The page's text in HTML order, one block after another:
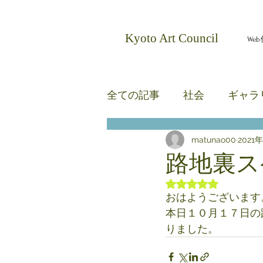
​Kyoto Art Council
全ての記事 社会 ギャラ
無題のカテゴリー 無題
路地裏
matunao00 2021
5つ星のうちNaN
おはようございます
本日１０月１７日
りました。